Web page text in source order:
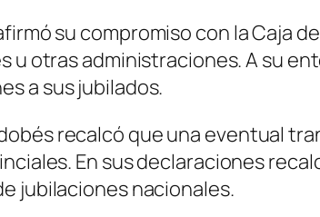
su compromiso con la Caja
u otras administraciones. A su
a sus jubilados.
recalcó que una eventual
En sus declaraciones
jubilaciones nacionales.